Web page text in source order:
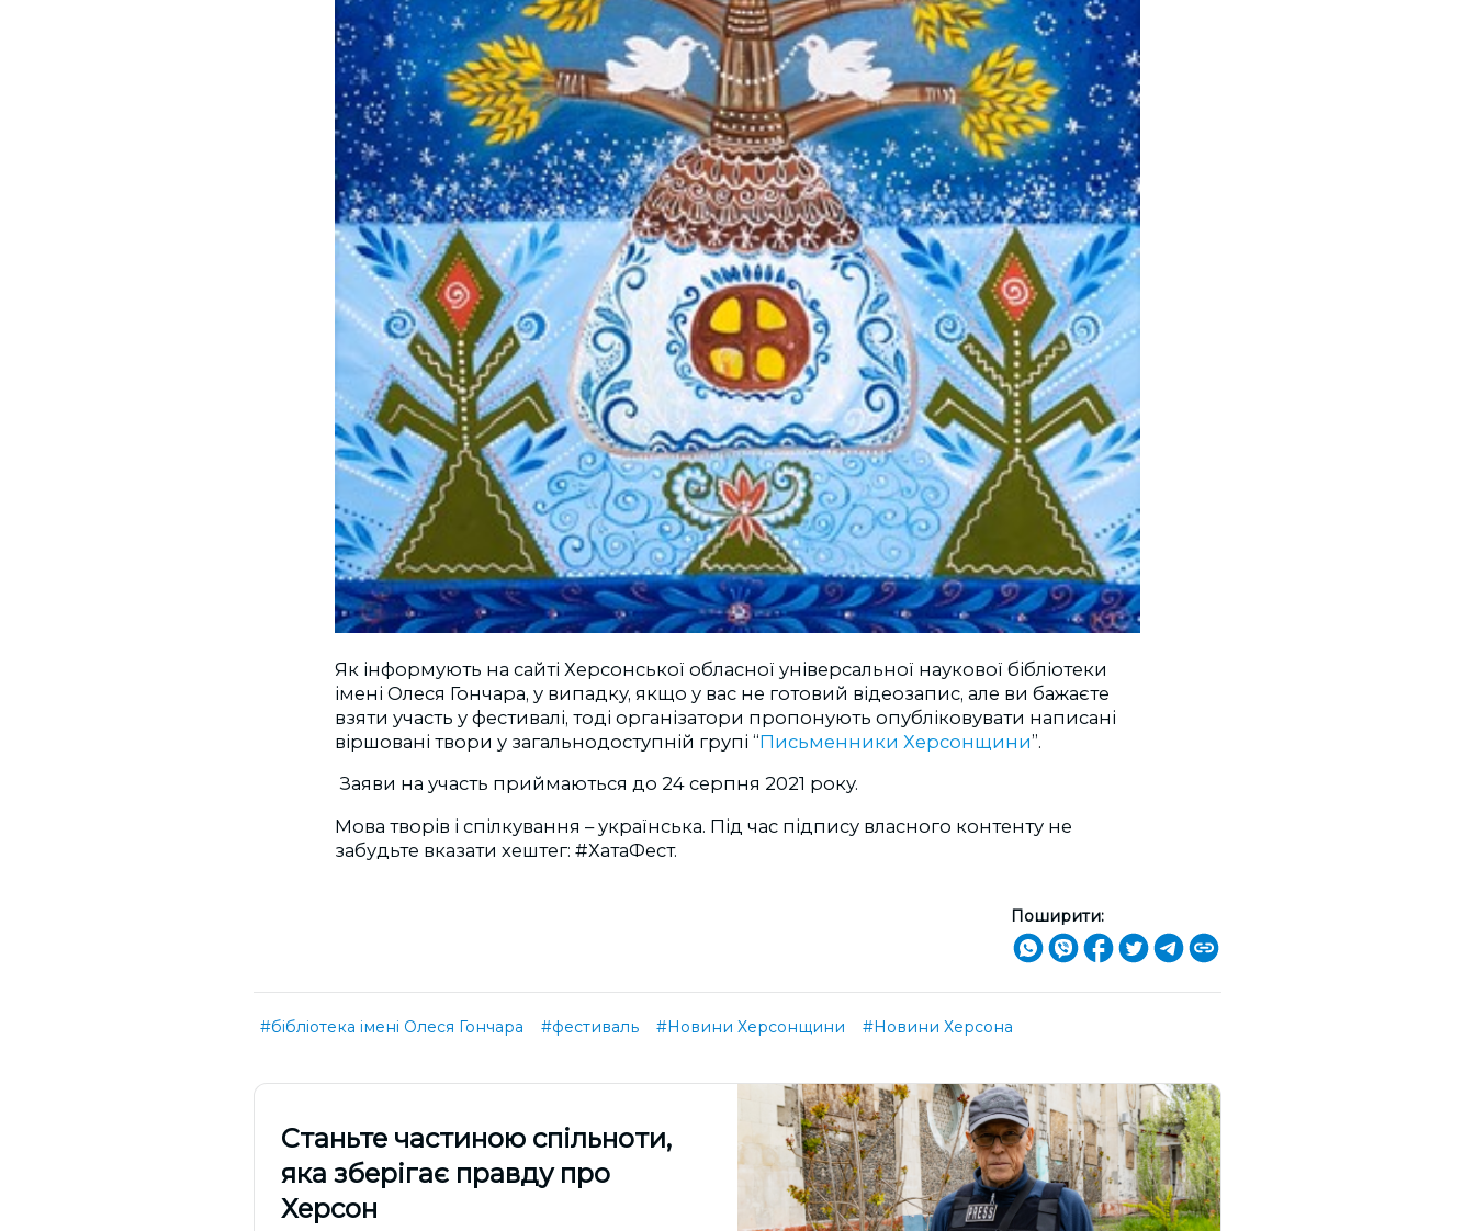
Як інформують на сайті Херсонської обласної універсальної наукової бібліотеки
імені Олеся Гончара, у випадку, якщо у вас не готовий відеозапис, але ви бажаєте
взяти участь у фестивалі, тоді організатори пропонують опубліковувати написані
віршовані твори у загальнодоступній групі “Письменники Херсонщини”.
Заяви на участь приймаються до 24 серпня 2021 року.
Мова творів і спілкування – українська. Під час підпису власного контенту не
забудьте вказати хештег: #ХатаФест.
Поширити:
#бібліотека імені Олеся Гончара #фестиваль #Новини Херсонщини #Новини Херсона
Cтаньте частиною спільноти,
яка зберігає правду про
Херсон